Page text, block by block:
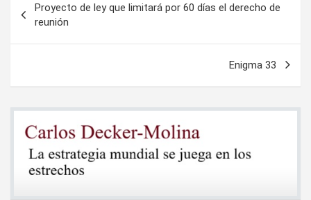
de
entradas
Proyecto de ley que limitará por 60 días el derecho de
reunión
Enigma 33